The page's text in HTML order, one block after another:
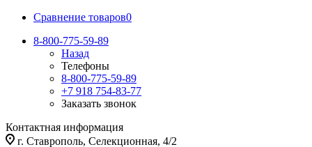
Сравнение товаров0
8-800-775-59-89
Назад
Телефоны
8-800-775-59-89
+7 918 754-83-77
Заказать звонок
Контактная информация
г. Ставрополь, Селекционная, 4/2